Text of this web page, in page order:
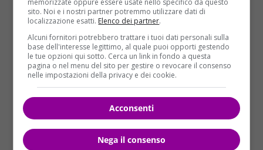
Read More
sito. Noi e i nostri partner potremmo utilizzare dati di
localizzazione esatti. Elenco dei partner.
Alcuni fornitori potrebbero trattare i tuoi dati personali sulla
base dell'interesse legittimo, al quale puoi opporti gestendo
le tue opzioni qui sotto. Cerca un link in fondo a questa
pagina o nel menu del sito per gestire o revocare il consenso
nelle impostazioni della privacy e dei cookie.
Acconsenti
Nega il consenso